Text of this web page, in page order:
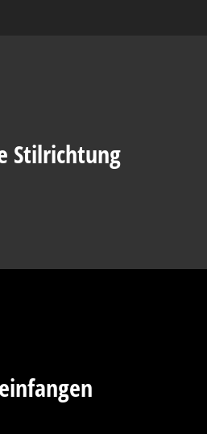
Stilrichtung